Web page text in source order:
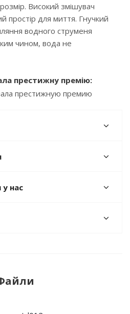
Високий змішувач
простір для миття. Гнучкий
водного струменя
чином, вода не
престижну премію:
нас